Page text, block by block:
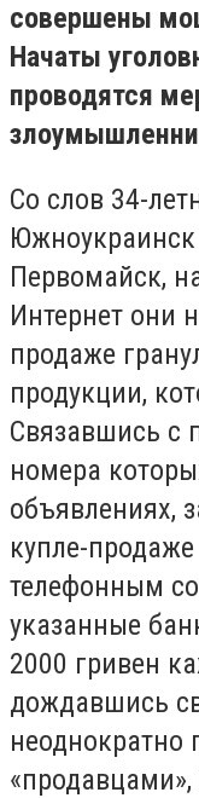
совершены
Начаты
проводятся
Со слов 34-
Южноукраинск
Первомайск,
Интернет они
продаже
продукции,
Связавшись с
номера
объявлениях,
купле-
телефонным
указанные
2000 гривен
дождавшись
неоднократно